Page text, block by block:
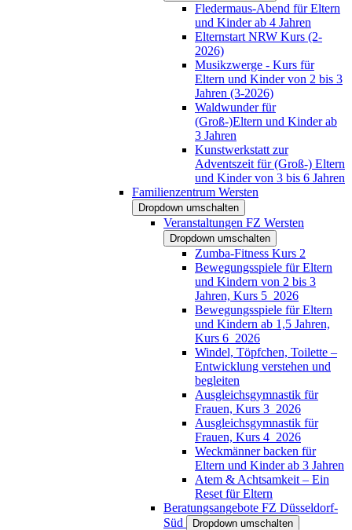
Fledermaus-Abend für Eltern
und Kinder ab 4 Jahren
Elternstart NRW Kurs (2-
2026)
Musikzwerge - Kurs für
Eltern und Kinder von 2 bis 3
Jahren (3-2026)
Waldwunder für
(Groß-)Eltern und Kinder ab
3 Jahren
Kunstwerkstatt zur
Adventszeit für (Groß-) Eltern
und Kinder von 3 bis 6 Jahren
Familienzentrum Wersten
Dropdown umschalten
Veranstaltungen FZ Wersten
Dropdown umschalten
Zumba-Fitness Kurs 2
Bewegungsspiele für Eltern
und Kindern von 2 bis 3
Jahren, Kurs 5_2026
Bewegungsspiele für Eltern
und Kindern ab 1,5 Jahren,
Kurs 6_2026
Windel, Töpfchen, Toilette –
Entwicklung verstehen und
begleiten
Ausgleichsgymnastik für
Frauen, Kurs 3_2026
Ausgleichsgymnastik für
Frauen, Kurs 4_2026
Weckmänner backen für
Eltern und Kinder ab 3 Jahren
Atem & Achtsamkeit – Ein
Reset für Eltern
Beratungsangebote FZ Düsseldorf-
Süd
Dropdown umschalten